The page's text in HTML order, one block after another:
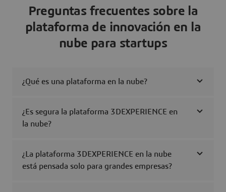
Preguntas frecuentes sobre la
plataforma de innovación en la
nube para startups
¿Qué es una plataforma en la nube?
¿Es segura la plataforma 3DEXPERIENCE en
la nube?
¿La plataforma 3DEXPERIENCE en la nube
está pensada solo para grandes empresas?